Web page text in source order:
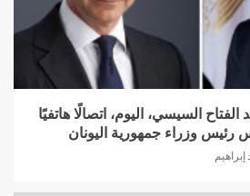
السيسي، اليوم، اتصالًا هاتفيًا
رئيس وزراء جمهورية اليونان
إبراهيم